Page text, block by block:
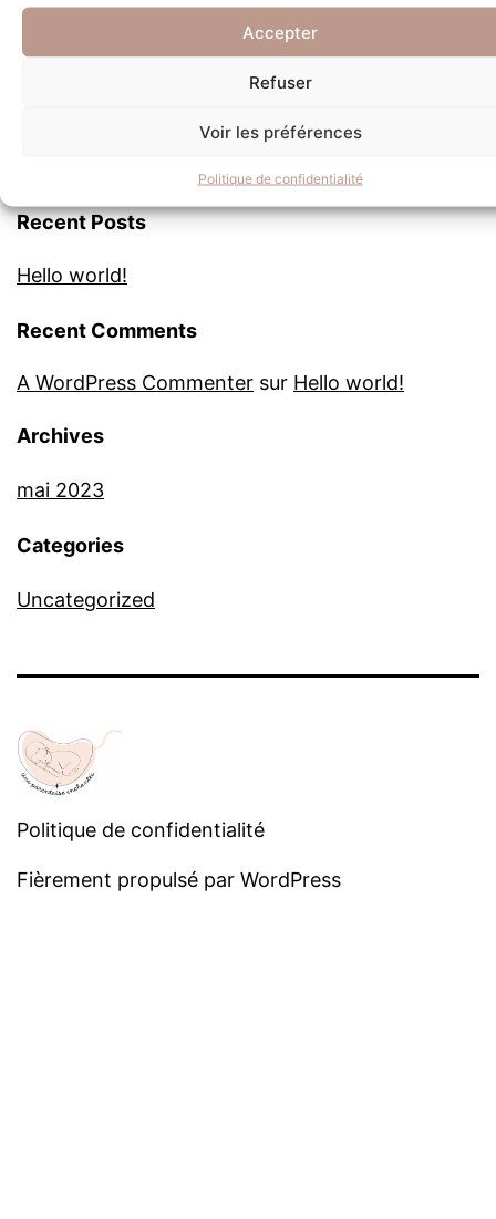
Accepter
Refuser
Voir les préférences
Politique de confidentialité
Recent Posts
Hello world!
Recent Comments
A WordPress Commenter sur Hello world!
Archives
mai 2023
Categories
Uncategorized
Politique de confidentialité
Fièrement propulsé par WordPress